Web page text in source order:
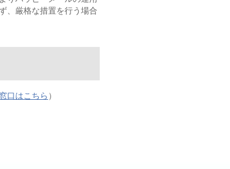
、厳格な措置を行う場合
口はこちら ）